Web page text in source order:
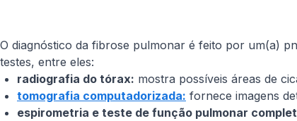
O diagnóstico da fibrose pulmonar é feito por um(a)
testes, entre eles:
radiografia do tórax: mostra possíveis áreas de
tomografia computadorizada: fornece imagens
espirometria e teste de função pulmonar